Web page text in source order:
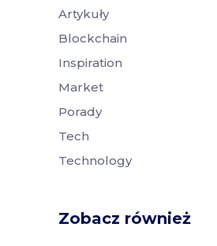
Artykuły
Blockchain
Inspiration
Market
Porady
Tech
Technology
Zobacz również